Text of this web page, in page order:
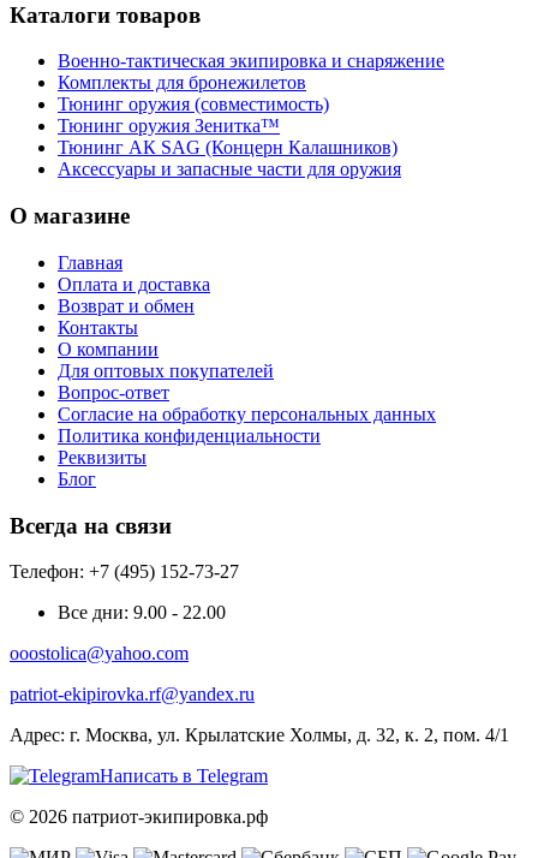
Каталоги товаров
Военно-тактическая экипировка и снаряжение
Комплекты для бронежилетов
Тюнинг оружия (совместимость)
Тюнинг оружия Зенитка™
Тюнинг АК SAG (Концерн Калашников)
Аксессуары и запасные части для оружия
О магазине
Главная
Оплата и доставка
Возврат и обмен
Контакты
О компании
Для оптовых покупателей
Вопрос-ответ
Согласие на обработку персональных данных
Политика конфиденциальности
Реквизиты
Блог
Всегда на связи
Телефон: +7 (495) 152-73-27
Все дни: 9.00 - 22.00
ooostolica@yahoo.com
patriot-ekipirovka.rf@yandex.ru
Адрес: г. Москва, ул. Крылатские Холмы, д. 32, к. 2, пом. 4/1
Написать в Telegram
© 2026 патриот-экипировка.рф